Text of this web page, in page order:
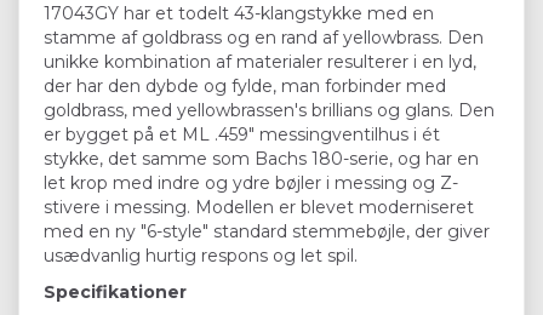
17043GY har et todelt 43-klangstykke med en
stamme af goldbrass og en rand af yellowbrass. Den
unikke kombination af materialer resulterer i en lyd,
der har den dybde og fylde, man forbinder med
goldbrass, med yellowbrassen's brillians og glans. Den
er bygget på et ML .459" messingventilhus i ét
stykke, det samme som Bachs 180-serie, og har en
let krop med indre og ydre bøjler i messing og Z-
stivere i messing. Modellen er blevet moderniseret
med en ny "6-style" standard stemmebøjle, der giver
usædvanlig hurtig respons og let spil.
Specifikationer